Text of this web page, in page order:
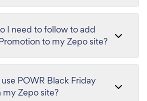
I need to follow to add
to my Zepo site?
POWR Black Friday
Zepo site?